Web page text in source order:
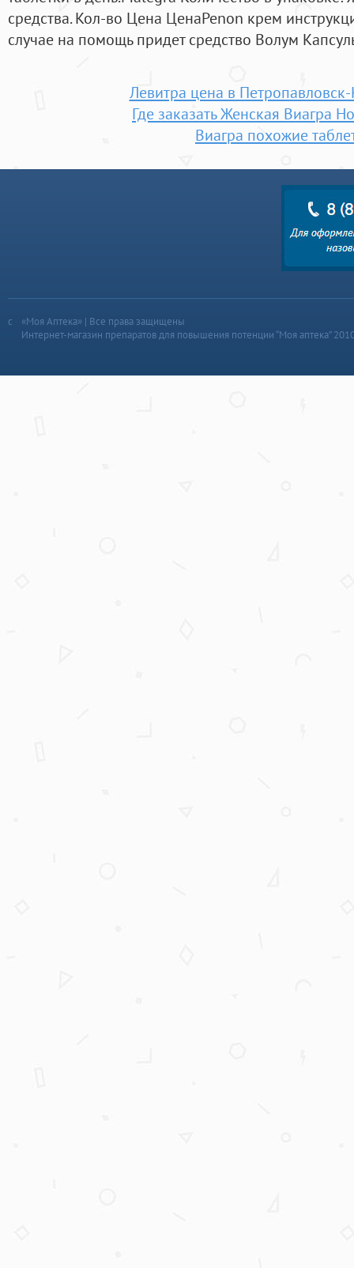
средства. Кол-во Цена ЦенаPenon крем
случае на помощь придет средство Волум
Левитра цена в
Где заказать Женская Виагра
Виагра похожие
«Моя Аптека» | Все права защищены
Интернет-магазин препаратов для повышения потенции “Моя аптека”